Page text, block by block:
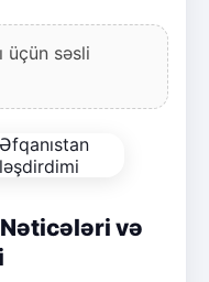
üçün səsli
və